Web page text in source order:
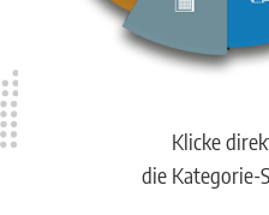
Klicke
die Kategorie-